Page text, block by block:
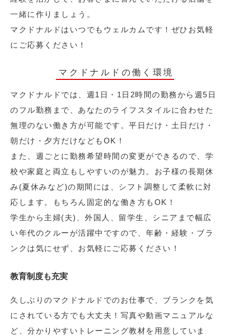
一緒に作りましょう。
マクドナルドはいつでもウェルカムです！ぜひお気軽
にご応募ください！
マクドナルドの働く環境
マクドナルドでは、週1日・1日2時間の勤務から週5日
のフル勤務まで、あなたのライフスタイルに合わせた
無理のない働き方が可能です。平日だけ・土日だけ・
朝だけ・夕方だけなどもOK！
また、週ごとに勤務希望時間の変更ができるので、学
校や家庭と両立もしやすいのが魅力。お子様の長期休
み(夏休みなど)の期間には、シフト調整して柔軟に対
応します。もちろん固定的な働き方もOK！
学生から主婦(夫)、外国人、留学生、シニアまで幅広
い年代のクルーが活躍中ですので、年齢・経験・ブラ
ンクは気にせず、お気軽にご応募ください！
教育制度も充実
久しぶりのマクドナルドでのお仕事で、ブランクを気
にされている方でも大丈夫！写真や動画マニュアルな
ど、分かりやすいトレーニング教材を用意していま